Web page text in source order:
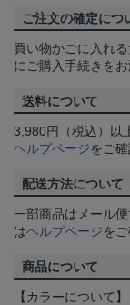
ご注文の確定につ
買い物かごに入れ
にご購入手続きをお
送料について
3,980円（税込）以
ヘルプページをご確
配送方法について
一部商品はメール
はヘルプページを
商品について
【カラーについて】